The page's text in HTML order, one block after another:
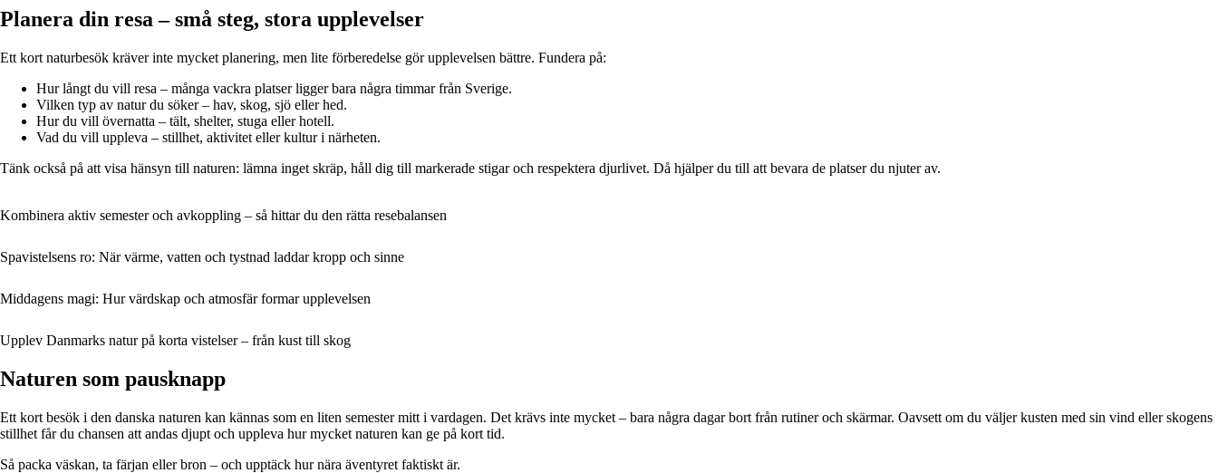
Planera din resa – små steg, stora upplevelser
Ett kort naturbesök kräver inte mycket planering, men lite förberedelse gör upplevelsen bättre. Fundera på:
Hur långt du vill resa – många vackra platser ligger bara några timmar från Sverige.
Vilken typ av natur du söker – hav, skog, sjö eller hed.
Hur du vill övernatta – tält, shelter, stuga eller hotell.
Vad du vill uppleva – stillhet, aktivitet eller kultur i närheten.
Tänk också på att visa hänsyn till naturen: lämna inget skräp, håll dig till markerade stigar och respektera djurlivet. Då hjälper du till att bevara de platser du njuter av.
Kombinera aktiv semester och avkoppling – så hittar du den rätta resebalansen
Spavistelsens ro: När värme, vatten och tystnad laddar kropp och sinne
Middagens magi: Hur värdskap och atmosfär formar upplevelsen
Upplev Danmarks natur på korta vistelser – från kust till skog
Naturen som pausknapp
Ett kort besök i den danska naturen kan kännas som en liten semester mitt i vardagen. Det krävs inte mycket – bara några dagar bort från rutiner och skärmar. Oavsett om du väljer kusten med sin vind eller skogens
stillhet får du chansen att andas djupt och uppleva hur mycket naturen kan ge på kort tid.
Så packa väskan, ta färjan eller bron – och upptäck hur nära äventyret faktiskt är.